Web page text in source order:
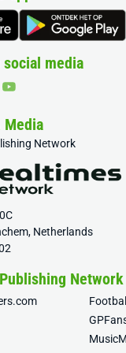
media
Media
Network
Netherlands
Network